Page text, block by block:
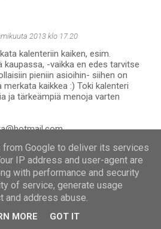
2013 klo 17.20
kalenteriin kaiken, esim.
kaupassa, -vaikka en edes tarvitse
pieniin asioihin- siihen on
merkata kaikkea :) Toki kalenteri
ja tärkeämpiä menoja varten
2013 klo 17.21
seurattua useamman kerran
kulkee aina laukussa mukana!
hukassa :)
Google to deliver its services
IP address and user-agent are
with performance and security
of service, generate usage
and address abuse.
MORE GOT IT